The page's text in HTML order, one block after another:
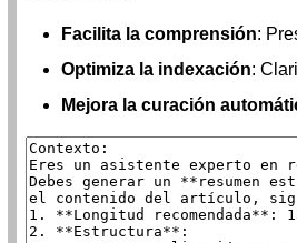
Facilita la comprensión:
Optimiza la indexación:
Mejora la curación